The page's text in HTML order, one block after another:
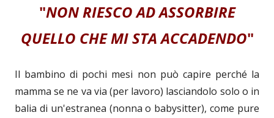
"NON RIESCO AD ASSORBIRE
QUELLO CHE MI STA ACCADENDO"
Il bambino di pochi mesi non può capire perché la
mamma se ne va via (per lavoro) lasciandolo solo o in
balia di un'estranea (nonna o babysitter), come pure